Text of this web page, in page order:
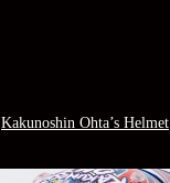
Kakunoshin Ohta’s Helmet